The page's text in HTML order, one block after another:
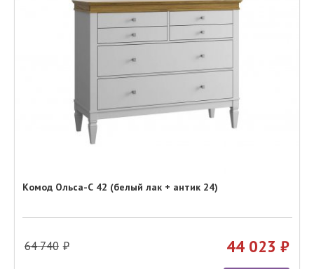
Комод Ольса-С 42 (белый лак + антик 24)
64 740 44 023